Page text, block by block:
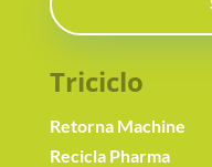
Triciclo
Retorna Machine
Recicla Pharma